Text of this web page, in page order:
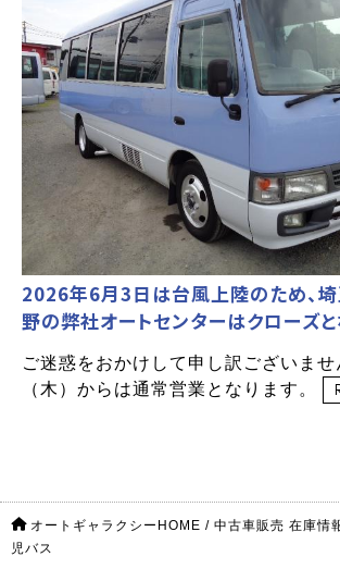
2026年6月3日は台風上陸のため、
野の弊社オートセンターはクローズと
ご迷惑をおかけして申し訳ございませ
（木）からは通常営業となります。
オートギャラクシーHOME / 中古車販売 在庫情
児バス